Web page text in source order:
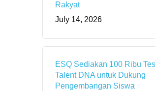
Rakyat
July 14, 2026
ESQ Sediakan 100 Ribu Tes
Talent DNA untuk Dukung
Pengembangan Siswa